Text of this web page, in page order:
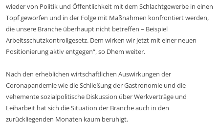
wieder von Politik und Öffentlichkeit mit dem Schlachtgewerbe in einen
Topf geworfen und in der Folge mit Maßnahmen konfrontiert werden,
die unsere Branche überhaupt nicht betreffen – Beispiel
Arbeitsschutzkontrollgesetz. Dem wirken wir jetzt mit einer neuen
Positionierung aktiv entgegen“, so Dhem weiter.
Nach den erheblichen wirtschaftlichen Auswirkungen der
Coronapandemie wie die Schließung der Gastronomie und die
vehemente sozialpolitische Diskussion über Werkverträge und
Leiharbeit hat sich die Situation der Branche auch in den
zurückliegenden Monaten kaum beruhigt.